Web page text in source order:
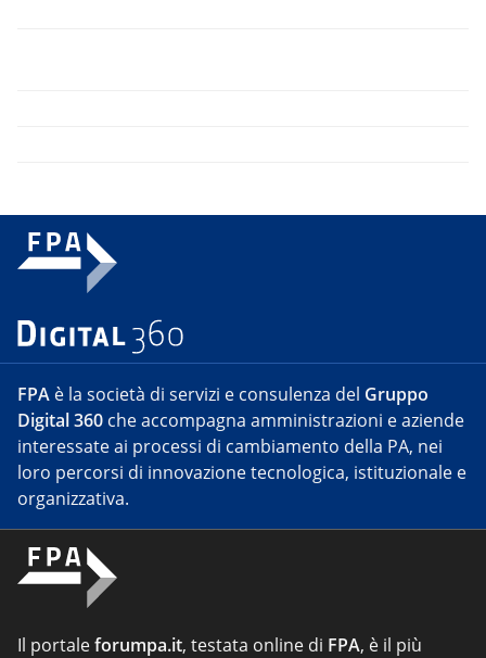
FPA è la società di servizi e consulenza del Gruppo
Digital 360 che accompagna amministrazioni e aziende
interessate ai processi di cambiamento della PA, nei
loro percorsi di innovazione tecnologica, istituzionale e
organizzativa.
Il portaleforumpa.it, testata online di FPA, è il più